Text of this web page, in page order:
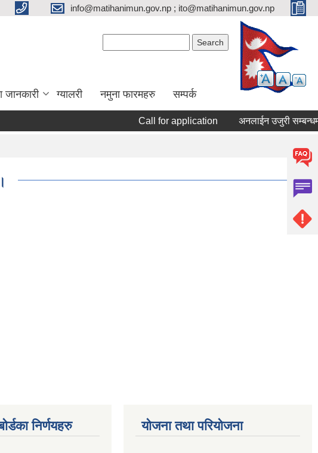
info@matihanimun.gov.np ; ito@matihanimun.gov.np
जानकारी ग्यालरी नमुना फारमहरु सम्पर्क
Call for application अनलाईन उजुरी
निर्णयहरु योजना तथा परियोजना